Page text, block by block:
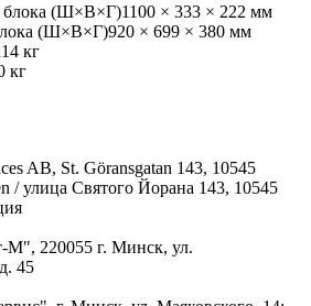
блока (Ш×В×Г)1100 × 333 × 222 мм
(Ш×В×Г)920 × 699 × 380 мм
14 кг
кг
AB, St. Göransgatan 143, 10545
/ улица Святого Йорана 143, 10545
220055 г. Минск, ул.
45